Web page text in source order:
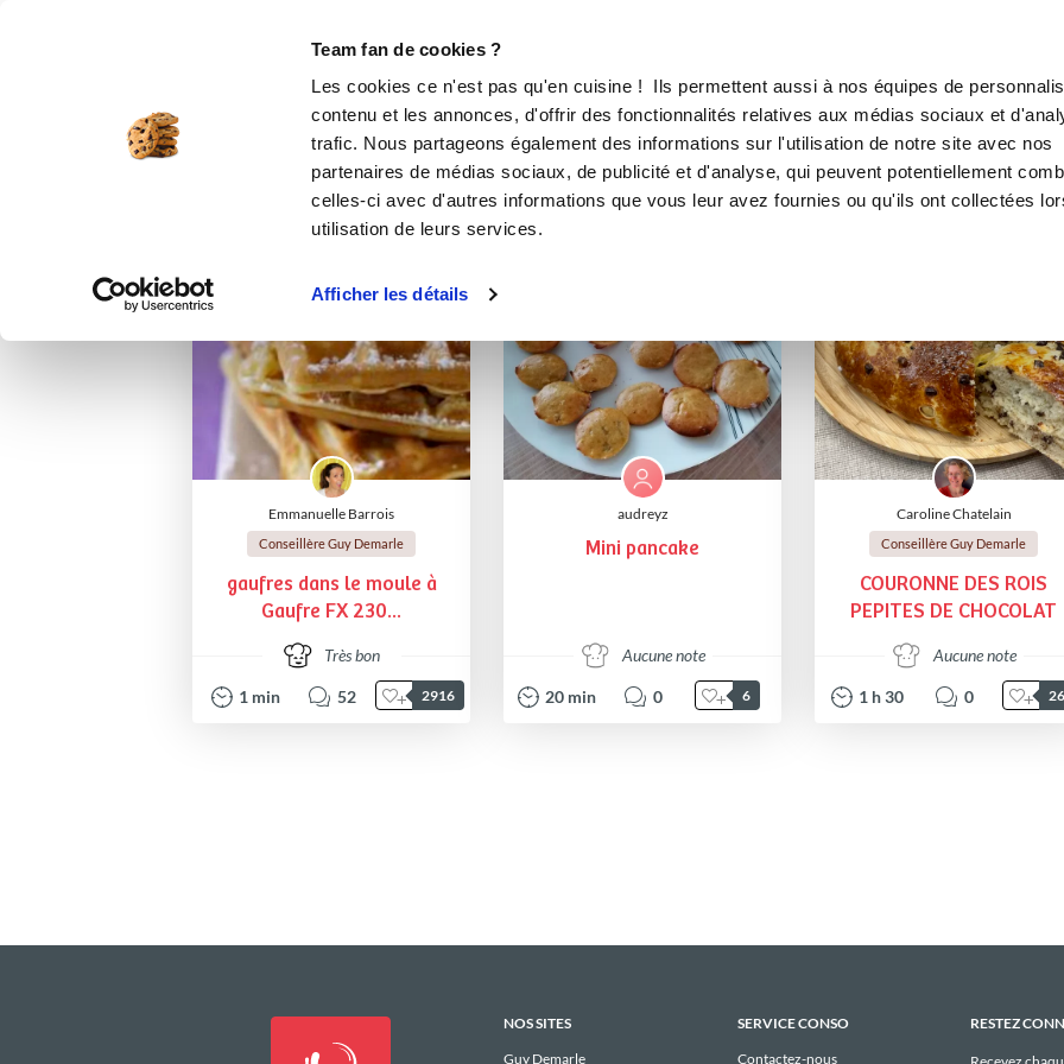
Team fan de cookies ?
Les cookies ce n'est pas qu'en cuisine ! Ils permettent aussi à nos équipes de
contenu et les annonces, d'offrir des fonctionnalités relatives aux médias sociaux et
trafic. Nous partageons également des informations sur l'utilisation de notre site avec nos
partenaires de médias sociaux, de publicité et d'analyse, qui peuvent potentiellement
celles-ci avec d'autres informations que vous leur avez fournies ou qu'ils ont collectées
utilisation de leurs services.
Afficher les détails
Gaufre
Emmanuelle Barrois
Conseillère Guy Demarle
gaufres dans le moule à
Gaufre FX 230...
Très bon
1 min 52 2916
audreyz
Mini pancake
Aucune note
20 min 0 6
Caroline Chatelain
Conseillère Guy Demarle
COURONNE DES ROIS
PEPITES DE CHOCOLAT
Aucune note
1 h30 0 26
NOS SITES
Guy Demarle
SERVICE CONSO
Contactez-nous
RESTEZ